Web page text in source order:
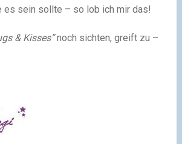
es sein sollte – so lob ich mir das!
& Kisses”noch sichten, greift zu –